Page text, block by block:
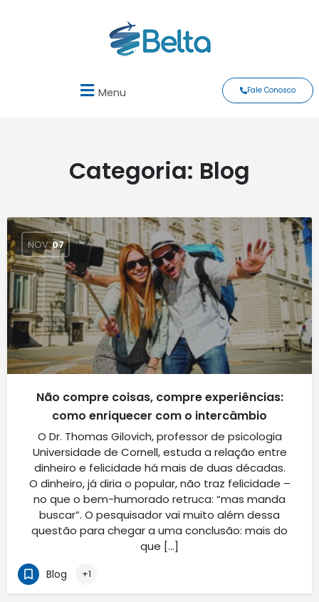
Menu Fale Conosco
Categoria: Blog
NOV 07
Não compre coisas, compre experiências:
como enriquecer com o intercâmbio
O Dr. Thomas Gilovich, professor de psicologia
Universidade de Cornell, estuda a relação entre
dinheiro e felicidade há mais de duas décadas.
O dinheiro, já diria o popular, não traz felicidade –
no que o bem-humorado retruca: “mas manda
buscar”. O pesquisador vai muito além dessa
questão para chegar a uma conclusão: mais do
que […]
Blog +1